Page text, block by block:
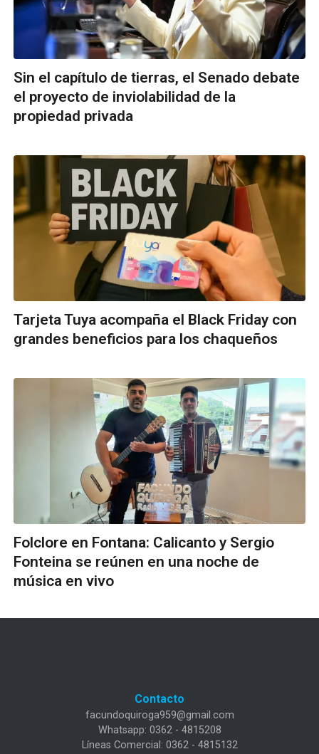
Sin el capítulo de tierras, el Senado debate
el proyecto de inviolabilidad de la
propiedad privada
Tarjeta Tuya acompaña el Black Friday con
grandes beneficios para los chaqueños
Folclore en Fontana: Calicanto y Sergio
Fonteina se reúnen en una noche de
música en vivo
Contacto
facundoquiroga959@gmail.com
Whatsapp: 0362 - 4815208
Líneas Comercial: 0362 - 4815132